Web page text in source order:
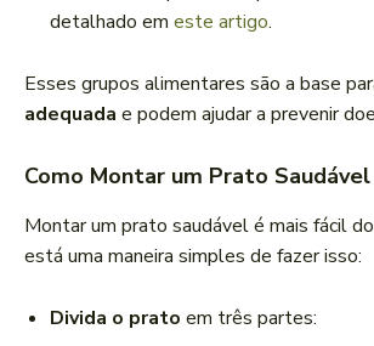
detalhado em este artigo.
Esses grupos alimentares são a base
adequada e podem ajudar a prevenir
Como Montar um Prato Saudável
Montar um prato saudável é mais fácil
está uma maneira simples de fazer isso:
Divida o prato em três partes: